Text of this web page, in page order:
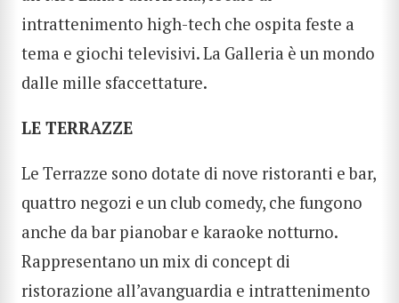
intrattenimento high-tech che ospita feste a
tema e giochi televisivi. La Galleria è un mondo
dalle mille sfaccettature.
LE TERRAZZE
Le Terrazze sono dotate di nove ristoranti e bar,
quattro negozi e un club comedy, che fungono
anche da bar pianobar e karaoke notturno.
Rappresentano un mix di concept di
ristorazione all’avanguardia e intrattenimento